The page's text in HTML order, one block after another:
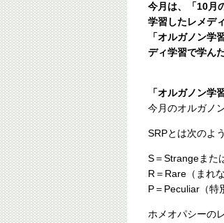
今月は、「10月
学習したレメデ
「オルガノン学
ディ学習で学ん
「オルガノン学
今月のオルガノ
SRPとは次のよ
S＝Strangeまた
R＝Rare（まれな
P＝Peculiar（特
ホメオパシーの